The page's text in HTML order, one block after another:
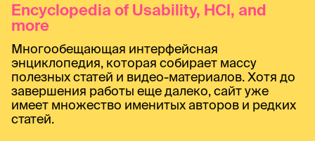
Encyclopedia of Usability, HCI, and
more
Многообещающая интерфейсная
энциклопедия, которая собирает массу
полезных статей и видео-материалов. Хотя до
завершения работы еще далеко, сайт уже
имеет множество именитых авторов и редких
статей.